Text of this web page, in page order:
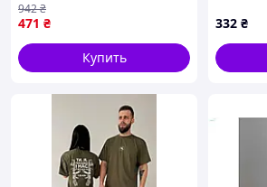
100% хлопка ТМ OSM
471 ₴
942₴
Купить
332 ₴